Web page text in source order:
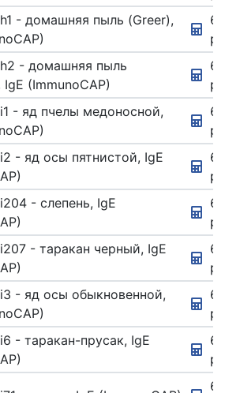
- домашняя пыль (Greer),
- домашняя пыль
(ImmunoCAP)
- яд пчелы медоносной,
- яд осы пятнистой, IgE
- слепень, IgE
- таракан черный, IgE
- яд осы обыкновенной,
- таракан-прусак, IgE